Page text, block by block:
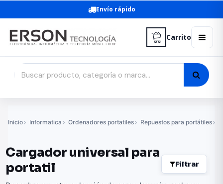
Envío rápido
Carrito
Inicio Informatica Ordenadores portatiles Repuestos para portátiles
Cargador universal para
portatil
Filtrar